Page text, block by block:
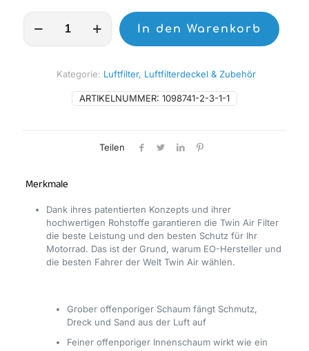
AIR
In den Warenkorb
ARTIKELNUMMER: 1098741-2-3-1-1
Kategorie: Luftfilter, Luftfilterdeckel & Zubehör
Teilen
Merkmale
Dank ihres patentierten Konzepts und ihrer
hochwertigen Rohstoffe garantieren die Twin Air Filter
die beste Leistung und den besten Schutz für Ihr
Motorrad. Das ist der Grund, warum EO-Hersteller und
die besten Fahrer der Welt Twin Air wählen.
Grober offenporiger Schaum fängt Schmutz,
Dreck und Sand aus der Luft auf
Feiner offenporiger Innenschaum wirkt wie ein